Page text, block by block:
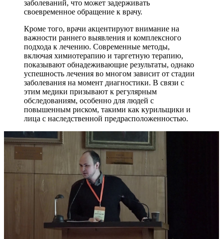
заболеваний, что может задерживать
своевременное обращение к врачу.
Кроме того, врачи акцентируют внимание на
важности раннего выявления и комплексного
подхода к лечению. Современные методы,
включая химиотерапию и таргетную терапию,
показывают обнадеживающие результаты, однако
успешность лечения во многом зависит от стадии
заболевания на момент диагностики. В связи с
этим медики призывают к регулярным
обследованиям, особенно для людей с
повышенным риском, такими как курильщики и
лица с наследственной предрасположенностью.